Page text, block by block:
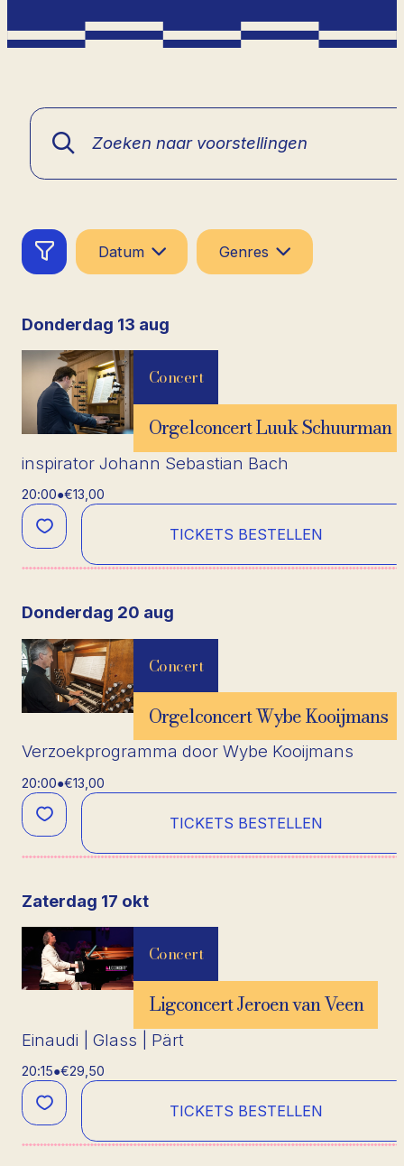
Datum Genres
donderdag 13 aug
Concert
Orgelconcert Luuk Schuurman
inspirator Johann Sebastian Bach
20:00●€13,00
TICKETS BESTELLEN
donderdag 20 aug
Concert
Orgelconcert Wybe Kooijmans
Verzoekprogramma door Wybe Kooijmans
20:00●€13,00
TICKETS BESTELLEN
zaterdag 17 okt
Concert
Ligconcert Jeroen van Veen
Einaudi | Glass | Pärt
20:15●€29,50
TICKETS BESTELLEN